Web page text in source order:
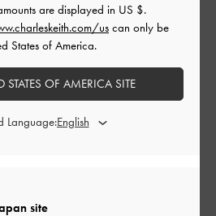
てもよかった
site
are displayed in US $.
uscan only be
States of America.
STATES OF AMERICA SITE
Language: